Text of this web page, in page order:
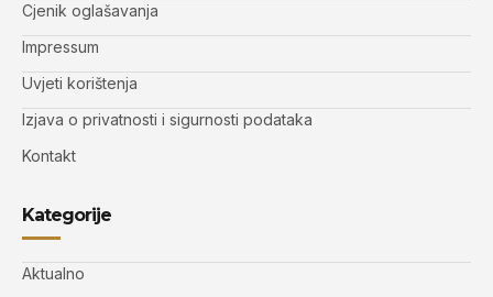
Cjenik oglašavanja
Impressum
Uvjeti korištenja
Izjava o privatnosti i sigurnosti podataka
Kontakt
Kategorije
Aktualno